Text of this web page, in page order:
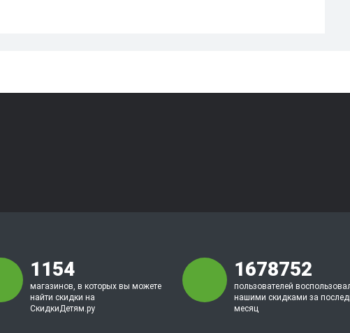
1154
магазинов, в которых вы можете
найти скидки на
СкидкиДетям.ру
1678752
пользователей
нашими скидками за
месяц